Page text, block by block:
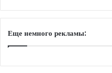
Еще немного рекламы: